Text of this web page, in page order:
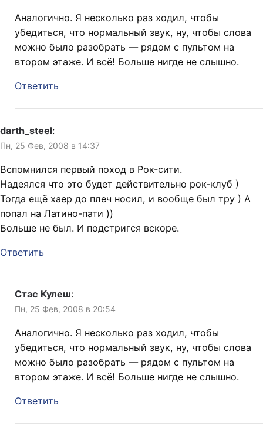
Аналогично. Я несколько раз ходил, чтобы
убедиться, что нормальный звук, ну, чтобы слова
можно было разобрать — рядом с пультом на
втором этаже. И всё! Больше нигде не слышно.
Ответить
darth_steel:
Пн, 25 Фев, 2008 в 14:37
Вспомнился первый поход в Рок-сити.
Надеялся что это будет действительно рок-клуб )
Тогда ещё хаер до плеч носил, и вообще был тру ) А
попал на Латино-пати ))
Больше не был. И подстригся вскоре.
Ответить
Стас Кулеш:
Пн, 25 Фев, 2008 в 20:54
Аналогично. Я несколько раз ходил, чтобы
убедиться, что нормальный звук, ну, чтобы слова
можно было разобрать — рядом с пультом на
втором этаже. И всё! Больше нигде не слышно.
Ответить